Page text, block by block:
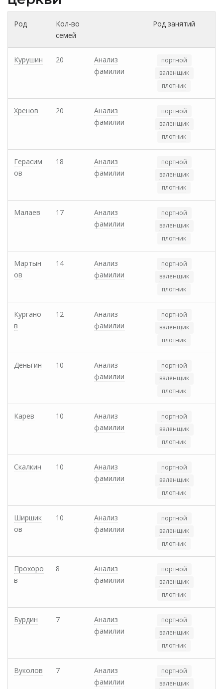
Род
Кол-во
семей
Род занятий
Курушин 20
Анализ
фамилии
портной
валенщик
плотник
Хренов 20
Анализ
фамилии
портной
валенщик
плотник
Герасим
ов
18
Анализ
фамилии
портной
валенщик
плотник
Малаев 17
Анализ
фамилии
портной
валенщик
плотник
Мартын
ов
14
Анализ
фамилии
портной
валенщик
плотник
Кургано
в
12
Анализ
фамилии
портной
валенщик
плотник
Деньгин 10
Анализ
фамилии
портной
валенщик
плотник
Карев 10
Анализ
фамилии
портной
валенщик
плотник
Скалкин 10
Анализ
фамилии
портной
валенщик
плотник
Ширшик
ов
10
Анализ
фамилии
портной
валенщик
плотник
Прохоро
в
8
Анализ
фамилии
портной
валенщик
плотник
Бурдин 7
Анализ
фамилии
портной
валенщик
плотник
Вуколов 7
Анализ
фамилии
портной
валенщик